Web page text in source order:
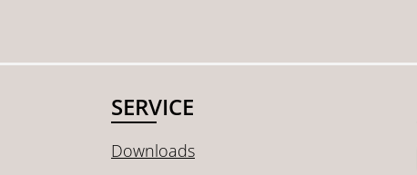
SERVICE
Downloads